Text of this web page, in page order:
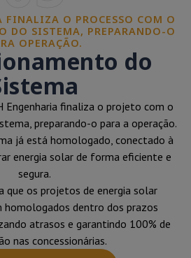
FINALIZA O PROCESSO COM O
DO SISTEMA, PREPARANDO-O
OPERAÇÃO.
do
Engenharia finaliza o projeto com o
preparando-o para a operação.
já está homologado, conectado à
energia solar de forma eficiente e
segura.
que os projetos de energia solar
dentro dos prazos
atrasos e garantindo 100% de
nas concessionárias.